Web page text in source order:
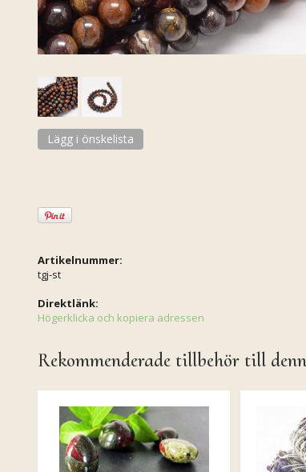
Lägg i önskelista
Artikelnummer:
tgj-st
Direktlänk:
Högerklicka och kopiera adressen
Rekommenderade tillbehör till